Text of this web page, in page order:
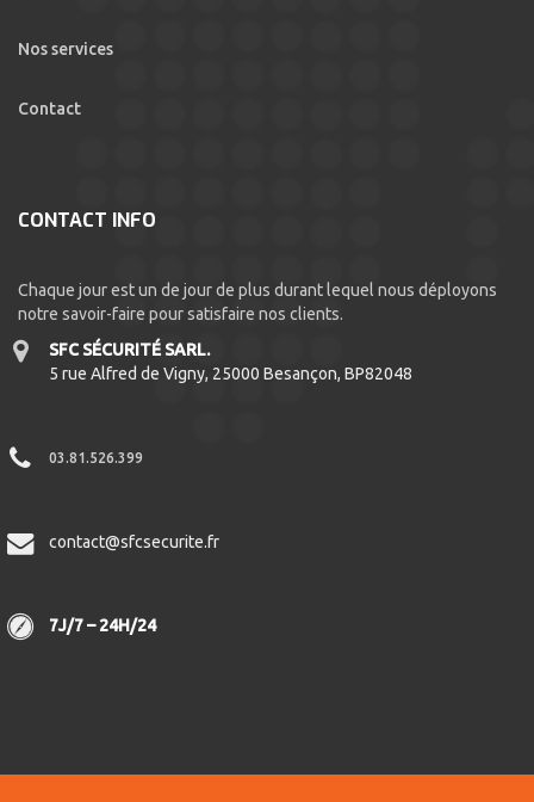
Nos services
Contact
CONTACT INFO
Chaque jour est un de jour de plus durant lequel nous déployons
notre savoir-faire pour satisfaire nos clients.
SFC SÉCURITÉ SARL.
5 rue Alfred de Vigny, 25000 Besançon, BP82048
03.81.526.399
contact@sfcsecurite.fr
7J/7 – 24H/24